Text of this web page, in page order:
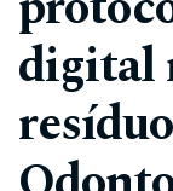
digital